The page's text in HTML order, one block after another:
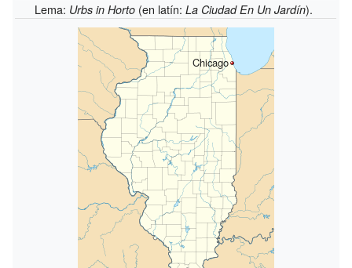
Lema: Urbs in Horto(en latín: La Ciudad En Un Jardín).
Chicago